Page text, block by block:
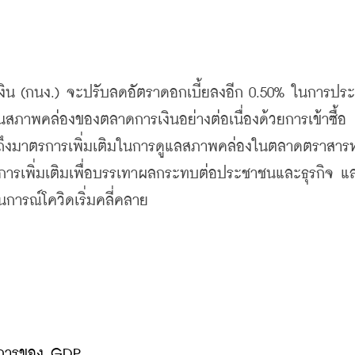
น (กนง.) จะปรับลดอัตราดอกเบี้ยลงอีก 0.50%
ในการปร
ภาพคล่องของตลาดการเงินอย่างต่อเนื่องด้วยการเข้าซื้อ
งมาตรการเพิ่มเติมในการดูแลสภาพคล่องในตลาดตราสาร
รเพิ่มเติมเพื่อบรรเทาผลกระทบต่อประชาชนและธุรกิจ แ
การณ์โควิดเริ่มคลี่คลาย